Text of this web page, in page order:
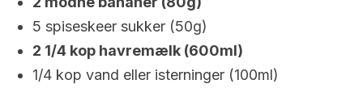
5 spiseskeer sukker (50g)
2 1/4 kop havremælk (600ml)
1/4 kop vand eller isterninger (100ml)